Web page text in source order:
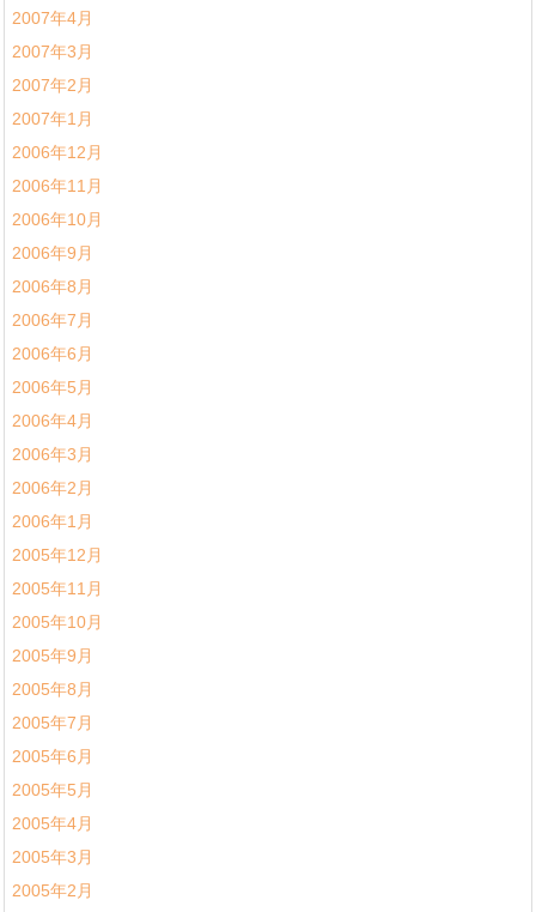
2007年4月
2007年3月
2007年2月
2007年1月
2006年12月
2006年11月
2006年10月
2006年9月
2006年8月
2006年7月
2006年6月
2006年5月
2006年4月
2006年3月
2006年2月
2006年1月
2005年12月
2005年11月
2005年10月
2005年9月
2005年8月
2005年7月
2005年6月
2005年5月
2005年4月
2005年3月
2005年2月